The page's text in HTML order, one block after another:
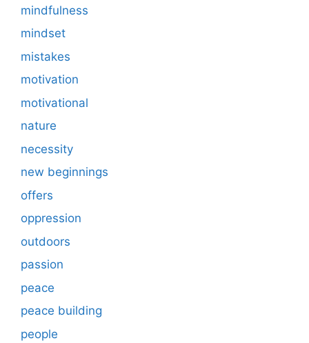
mindfulness
mindset
mistakes
motivation
motivational
nature
necessity
new beginnings
offers
oppression
outdoors
passion
peace
peace building
people